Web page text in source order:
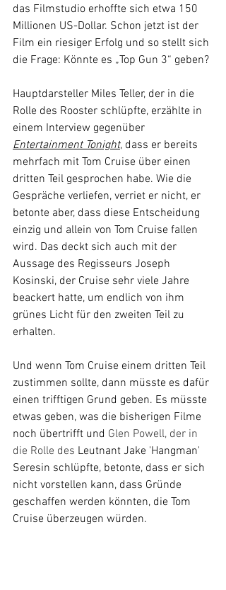
das Filmstudio erhoffte sich etwa 150
Millionen US-Dollar. Schon jetzt ist der
Film ein riesiger Erfolg und so stellt sich
die Frage: Könnte es „Top Gun 3“ geben?
Hauptdarsteller Miles Teller, der in die
Rolle des Rooster schlüpfte, erzählte in
einem Interview gegenüber
Entertainment Tonight, dass er bereits
mehrfach mit Tom Cruise über einen
dritten Teil gesprochen habe. Wie die
Gespräche verliefen, verriet er nicht, er
betonte aber, dass diese Entscheidung
einzig und allein von Tom Cruise fallen
wird. Das deckt sich auch mit der
Aussage des Regisseurs Joseph
Kosinski, der Cruise sehr viele Jahre
beackert hatte, um endlich von ihm
grünes Licht für den zweiten Teil zu
erhalten.
Und wenn Tom Cruise einem dritten Teil
zustimmen sollte, dann müsste es dafür
einen trifftigen Grund geben. Es müsste
etwas geben, was die bisherigen Filme
noch übertrifft und Glen Powell, der in
die Rolle des Leutnant Jake 'Hangman'
Seresin schlüpfte, betonte, dass er sich
nicht vorstellen kann, dass Gründe
geschaffen werden könnten, die Tom
Cruise überzeugen würden.